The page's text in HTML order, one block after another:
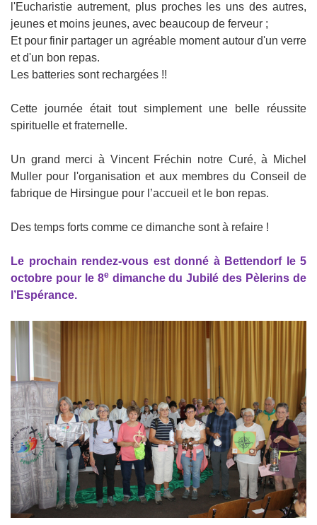
l'Eucharistie autrement, plus proches les uns des autres,
jeunes et moins jeunes, avec beaucoup de ferveur ;
Et pour finir partager un agréable moment autour d'un verre
et d'un bon repas.
Les batteries sont rechargées !!
Cette journée était tout simplement une belle réussite
spirituelle et fraternelle.
Un grand merci à Vincent Fréchin notre Curé, à Michel
Muller pour l'organisation et aux membres du Conseil de
fabrique de Hirsingue pour l’accueil et le bon repas.
Des temps forts comme ce dimanche sont à refaire !
Le prochain rendez-vous est donné à Bettendorf le 5
octobre pour le 8edimanche du Jubilé des Pèlerins de
l’Espérance.